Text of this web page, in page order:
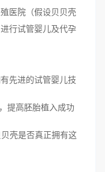
医院（假设贝贝壳
行试管婴儿及代孕
先进的试管婴儿技
提高胚胎植入成功
壳是否真正拥有这